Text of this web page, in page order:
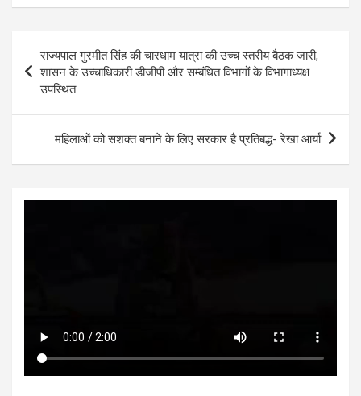
at
A
p
p
ce
b
o
k
tt
er
se
g
ke
n
ar
e
navigation
राज्यपाल गुरमीत सिंह की चारधाम यात्रा की उच्च स्तरीय बैठक जारी,
शासन के उच्चाधिकारी डीजीपी और सम्बंधित विभागों के विभागाध्यक्ष
उपस्थित
महिलाओं को सशक्त बनाने के लिए सरकार है प्रतिबद्ध- रेखा आर्या